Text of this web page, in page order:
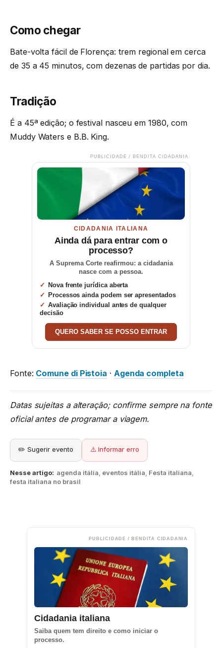
Como chegar
Bate-volta fácil de Florença: trem regional em cerca
de 35 a 45 minutos, com dezenas de partidas por dia.
Tradição
É a 45ª edição; o festival nasceu em 1980, com
Muddy Waters e B.B. King.
PUBLICIDADE / BENDITA CIDADANIA
CIDADANIA ITALIANA
Ainda dá para entrar com o
processo?
A Suprema Corte reafirmou: a cidadania
nasce com a pessoa.
Nova frente jurídica aberta
Processos ainda podem ser apresentados
Avaliação individual antes de qualquer
decisão
QUERO SABER SE POSSO ENTRAR
Fonte: Comune di Pistoia · Agenda completa
Datas sujeitas a alteração; confirme sempre na fonte
oficial antes de programar a viagem.
✏️ Sugerir evento ⚠️ Informar erro
Nesse artigo: agenda itália, eventos itália, Festa italiana,
festa italiana no brasil
PUBLICIDADE / BENDITA CIDADANIA
Cidadania italiana
Saiba quem tem direito e como iniciar o
processo.